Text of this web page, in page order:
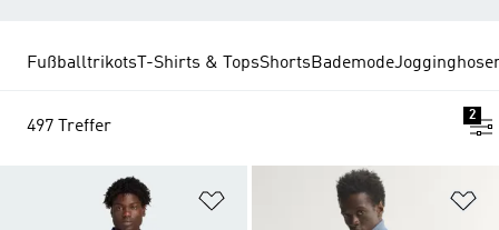
Fußballtrikots T-Shirts & TopsShortsBademode
497 Treffer
2
Zur Wunschliste hinzufügen